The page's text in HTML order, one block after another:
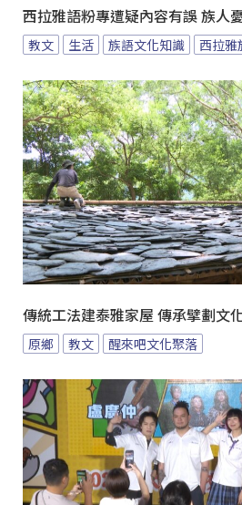
西拉雅語粉專遭疑內容有誤 族人
教文 生活 族語文化知識 西拉雅
傳統工法建泰雅家屋 傳承擘劃文
原鄉 教文 醒來吧文化聚落